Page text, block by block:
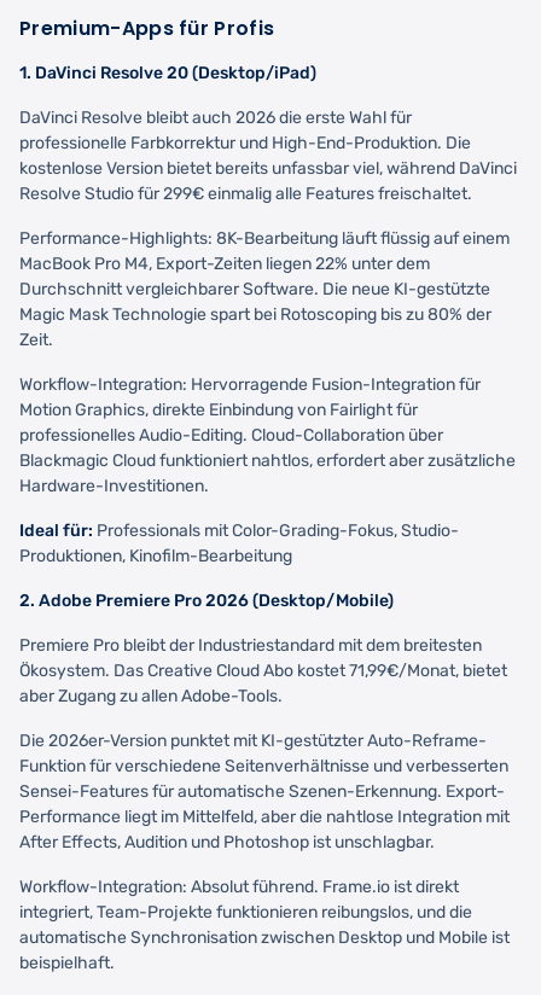
Premium-Apps für Profis
1. DaVinci Resolve 20 (Desktop/iPad)
DaVinci Resolve bleibt auch 2026 die erste Wahl für
professionelle Farbkorrektur und High-End-Produktion. Die
kostenlose Version bietet bereits unfassbar viel, während DaVinci
Resolve Studio für 299€ einmalig alle Features freischaltet.
Performance-Highlights: 8K-Bearbeitung läuft flüssig auf einem
MacBook Pro M4, Export-Zeiten liegen 22% unter dem
Durchschnitt vergleichbarer Software. Die neue KI-gestützte
Magic Mask Technologie spart bei Rotoscoping bis zu 80% der
Zeit.
Workflow-Integration: Hervorragende Fusion-Integration für
Motion Graphics, direkte Einbindung von Fairlight für
professionelles Audio-Editing. Cloud-Collaboration über
Blackmagic Cloud funktioniert nahtlos, erfordert aber zusätzliche
Hardware-Investitionen.
Ideal für: Professionals mit Color-Grading-Fokus, Studio-
Produktionen, Kinofilm-Bearbeitung
2. Adobe Premiere Pro 2026 (Desktop/Mobile)
Premiere Pro bleibt der Industriestandard mit dem breitesten
Ökosystem. Das Creative Cloud Abo kostet 71,99€/Monat, bietet
aber Zugang zu allen Adobe-Tools.
Die 2026er-Version punktet mit KI-gestützter Auto-Reframe-
Funktion für verschiedene Seitenverhältnisse und verbesserten
Sensei-Features für automatische Szenen-Erkennung. Export-
Performance liegt im Mittelfeld, aber die nahtlose Integration mit
After Effects, Audition und Photoshop ist unschlagbar.
Workflow-Integration: Absolut führend. Frame.io ist direkt
integriert, Team-Projekte funktionieren reibungslos, und die
automatische Synchronisation zwischen Desktop und Mobile ist
beispielhaft.